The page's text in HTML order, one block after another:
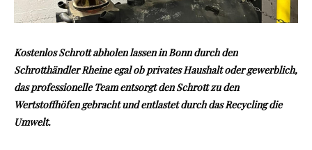
Kostenlos Schrott abholen lassen in Bonn durch den
Schrotthändler Rheine egal ob privates Haushalt oder gewerblich,
das professionelle Team entsorgt den Schrott zu den
Wertstoffhöfen gebrachtund entlastet durch das Recycling die
Umwelt.